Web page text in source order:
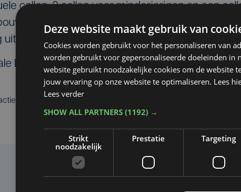
cellen, 2 cellen voor minderjarigen en een
voorzien van zonnepanelen, een groendak
uitgerust om elektrisch te rijden.
kostenplaatje bedraagt 16 miljoen euro.
Taalfout
Deze website maakt gebruik van
Cookies worden gebruikt voor het personaliseren van
worden gebruikt voor gepersonaliseerde doeleinden in
website gebruikt noodzakelijke cookies om de website
jouw ervaring op onze website te optimaliseren. Lees
Lees verder
SHOW ALL PARTNERS (1192) →
Strikt
noodzakelijk
Prestatie Targeting